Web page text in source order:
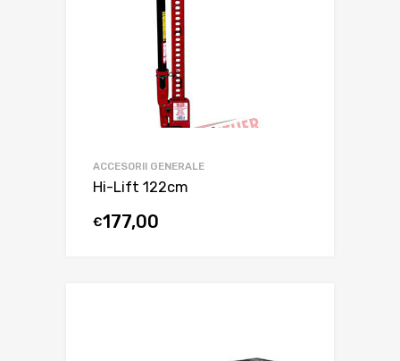
ACCESORII GENERALE
Hi-Lift 122cm
€177,00